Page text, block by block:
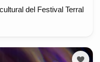
del Festival Terral